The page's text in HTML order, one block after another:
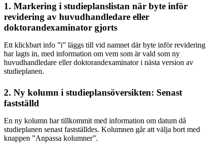
1. Markering i studieplanslistan när byte inför
revidering av huvudhandledare eller
doktorandexaminator gjorts
Ett klickbart info ”i” läggs till vid namnet där byte inför revidering
har lagts in, med information om vem som är vald som ny
huvudhandledare eller doktorandexaminator i nästa version av
studieplanen.
2. Ny kolumn i studieplansöversikten: Senast
fastställd
En ny kolumn har tillkommit med information om datum då
studieplanen senast fastställdes. Kolumnen går att välja bort med
knappen ”Anpassa kolumner”.